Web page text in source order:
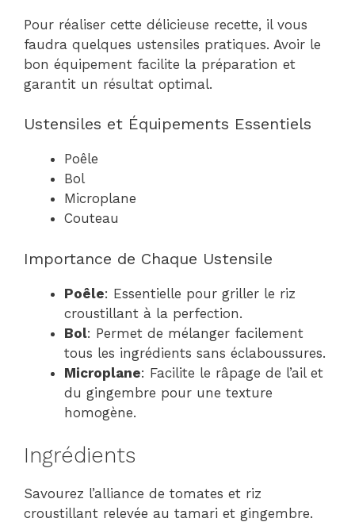
Pour réaliser cette délicieuse recette, il vous
faudra quelques ustensiles pratiques. Avoir le
bon équipement facilite la préparation et
garantit un résultat optimal.
Ustensiles et Équipements Essentiels
Poêle
Bol
Microplane
Couteau
Importance de Chaque Ustensile
Poêle: Essentielle pour griller le riz
croustillant à la perfection.
Bol: Permet de mélanger facilement
tous les ingrédients sans éclaboussures.
Microplane: Facilite le râpage de l’ail et
du gingembre pour une texture
homogène.
Ingrédients
Savourez l’alliance de tomates et riz
croustillant relevée au tamari et gingembre.